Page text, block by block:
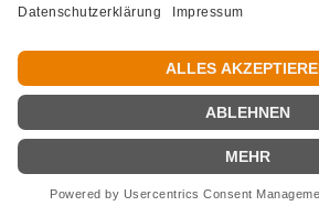
www.growidesign.de
Vertrag widerrufen